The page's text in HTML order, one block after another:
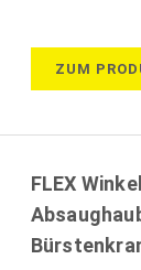
ZUM
FLEX